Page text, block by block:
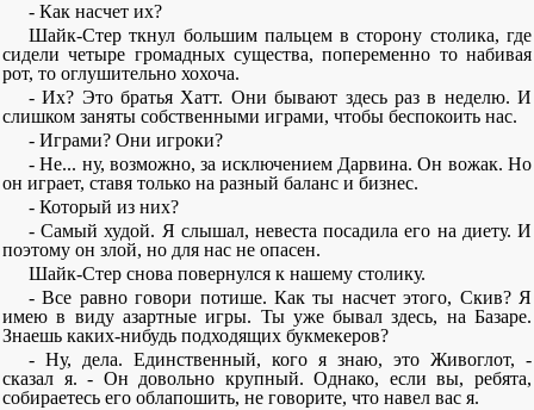
- Как насчет их?
Шайк-Стер ткнул большим пальцем в сторону столика, где
сидели четыре громадных существа, попеременно то набивая
рот, то оглушительно хохоча.
- Их? Это братья Хатт. Они бывают здесь раз в неделю. И
слишком заняты собственными играми, чтобы беспокоить нас.
- Играми? Они игроки?
- Не... ну, возможно, за исключением Дарвина. Он вожак. Но
он играет, ставя только на разный баланс и бизнес.
- Который из них?
- Самый худой. Я слышал, невеста посадила его на диету. И
поэтому он злой, но для нас не опасен.
Шайк-Стер снова повернулся к нашему столику.
- Все равно говори потише. Как ты насчет этого, Скив? Я
имею в виду азартные игры. Ты уже бывал здесь, на Базаре.
Знаешь каких-нибудь подходящих букмекеров?
- Ну, дела. Единственный, кого я знаю, это Живоглот, -
сказал я. - Он довольно крупный. Однако, если вы, ребята,
собираетесь его облапошить, не говорите, что навел вас я.